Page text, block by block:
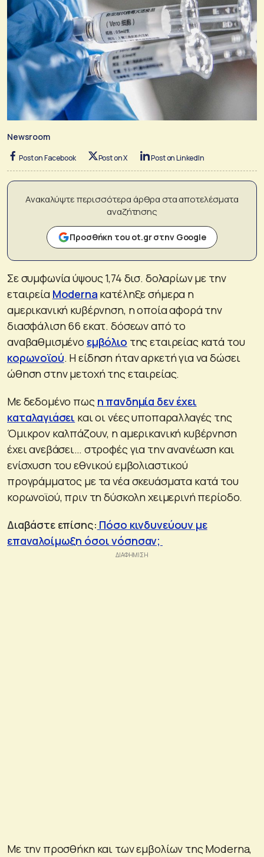
Newsroom
Post on Facebook Post on X Post on LinkedIn
Ανακαλύψτε περισσότερα άρθρα στα αποτελέσματα
αναζήτησης
Προσθήκη του ot.gr στην Google
Σε συμφωνία ύψους 1,74 δισ. δολαρίων με την
εταιρεία Moderna κατέληξε σήμερα η
αμερικανική κυβέρνηση, η οποία αφορά την
διασφάλιση 66 εκατ. δόσεων από το
αναβαθμισμένο εμβόλιο της εταιρείας κατά του
κορωνοϊού. Η είδηση ήταν αρκετή για να δώσει
ώθηση στην μετοχή της εταιρείας.
Με δεδομένο πως η πανδημία δεν έχει
καταλαγιάσει και οι νέες υποπαραλλαγές της
Όμικρον καλπάζουν, η αμερικανική κυβέρνηση
έχει ανεβάσει… στροφές για την ανανέωση και
ενίσχυση του εθνικού εμβολιαστικού
προγράμματος με τα νέα σκευάσματα κατά του
κορωνοϊού, πριν τη δύσκολη χειμερινή περίοδο.
Διαβάστε επίσης: Πόσο κινδυνεύουν με
επαναλοίμωξη όσοι νόσησαν;
Με την προσθήκη και των εμβολίων της Moderna,